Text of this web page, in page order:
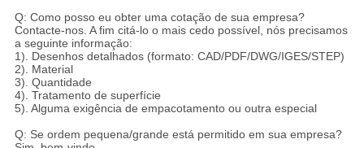
Q: Como posso eu obter uma cotação de sua empresa?
Contacte-nos. A fim citá-lo o mais cedo possível, nós precisamos
a seguinte informação:
1). Desenhos detalhados (formato: CAD/PDF/DWG/IGES/STEP)
2). Material
3). Quantidade
4). Tratamento de superfície
5). Alguma exigência de empacotamento ou outra especial
Q: Se ordem pequena/grande está permitido em sua empresa?